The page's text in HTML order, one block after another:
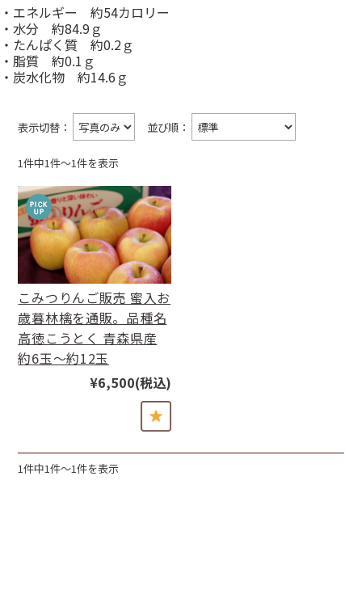
・エネルギー 約54カロリー
・水分 約84.9ｇ
・たんぱく質 約0.2ｇ
・脂質 約0.1ｇ
・炭水化物 約14.6ｇ
表示切替： 並び順：
1件中1件〜1件を表示
こみつりんご販売 蜜入お
歳暮林檎を通販。品種名
高徳こうとく 青森県産
約6玉〜約12玉
¥6,500(税込)
1件中1件〜1件を表示